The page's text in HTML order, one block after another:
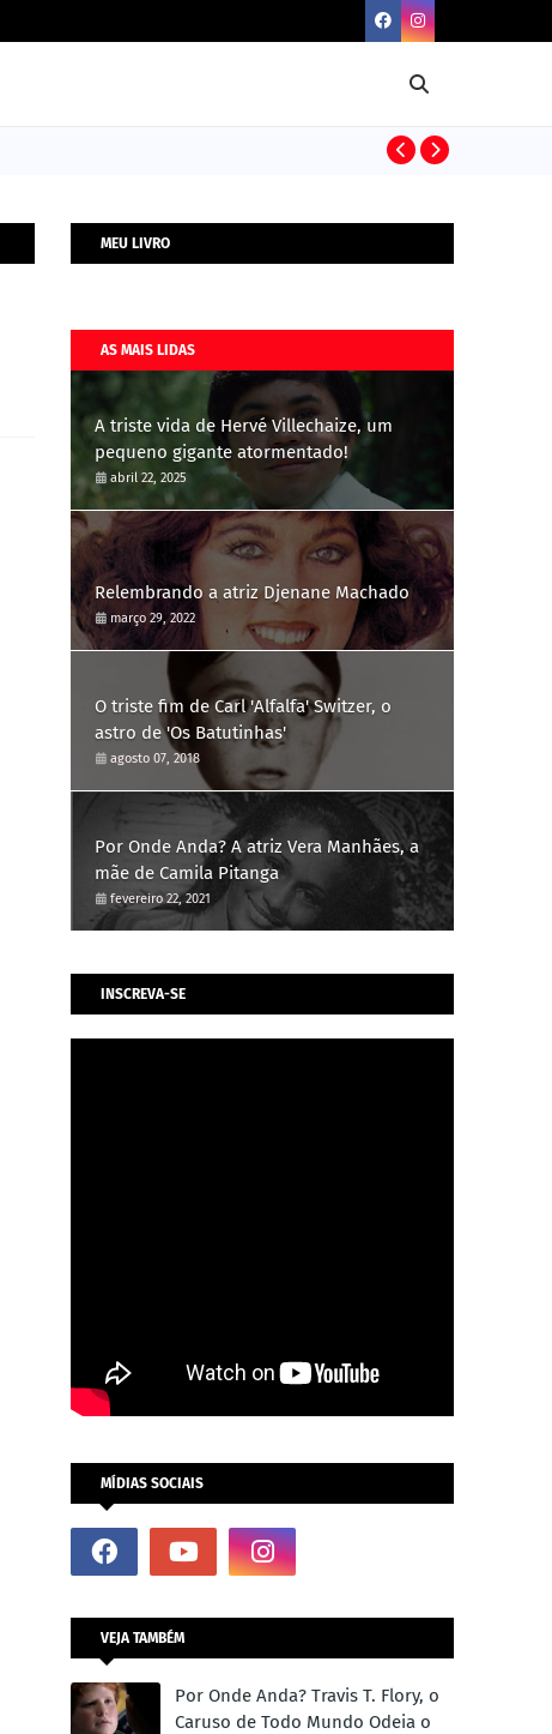
MEU LIVRO
AS MAIS LIDAS
A triste vida de Hervé Villechaize, um
pequeno gigante atormentado!
abril 22, 2025
Relembrando a atriz Djenane Machado
março 29, 2022
O triste fim de Carl 'Alfalfa' Switzer, o
astro de 'Os Batutinhas'
agosto 07, 2018
Por Onde Anda? A atriz Vera Manhães, a
mãe de Camila Pitanga
fevereiro 22, 2021
INSCREVA-SE
MÍDIAS SOCIAIS
VEJA TAMBÉM
Por Onde Anda? Travis T. Flory, o
Caruso de Todo Mundo Odeia o